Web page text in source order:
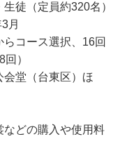
徒（定員約320名）
月
コース選択、16回
）
堂（台東区）ほ
どの購入や使用料